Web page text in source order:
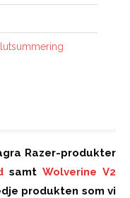
Razer-produkter
samtWolverine V2
produkten som vi